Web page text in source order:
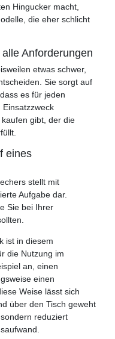
Hingucker macht,
die eher schlicht
Anforderungen
etwas schwer,
Sie sorgt auf
es für jeden
gibt, der die
eines
stellt mit
Aufgabe dar.
Sie bei Ihrer
ist in diesem
die Nutzung im
an, einen
einen
Weise lässt sich
über den Tisch geweht
reduziert